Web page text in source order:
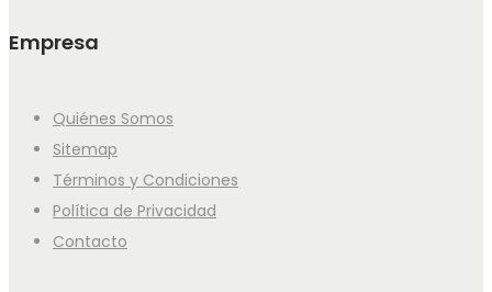
Empresa
Quiénes Somos
Sitemap
Términos y Condiciones
Política de Privacidad
Contacto